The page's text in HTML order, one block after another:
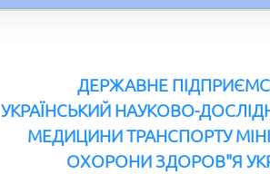
ДЕРЖАВНЕ
УКРАЇНСЬКИЙ НАУКОВО-
МЕДИЦИНИ ТРАНСПОРТУ
ОХОРОНИ ЗДОРОВ"Я